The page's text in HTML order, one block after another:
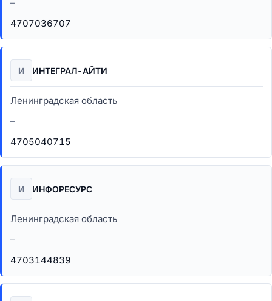
–
4707036707
И ИНТЕГРАЛ-АЙТИ
Ленинградская область
–
4705040715
И ИНФОРЕСУРС
Ленинградская область
–
4703144839